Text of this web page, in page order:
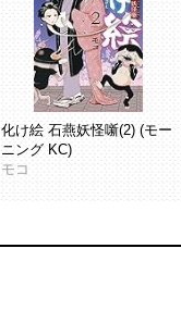
化け絵 石燕妖怪噺(2) (モー
ニング KC)
モコ